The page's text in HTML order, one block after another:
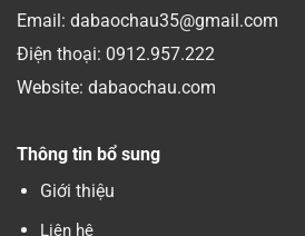
Email: dabaochau35@gmail.com
Điện thoại: 0912.957.222
Website: dabaochau.com
Thông tin bổ sung
Giới thiệu
Liên hệ